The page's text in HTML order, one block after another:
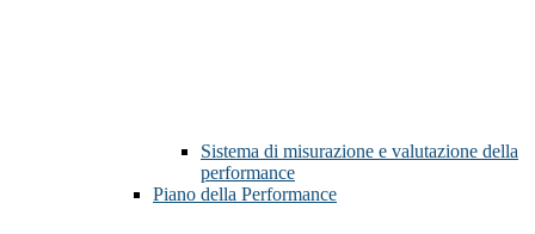
Sistema di misurazione e valutazione della
performance
Piano della Performance